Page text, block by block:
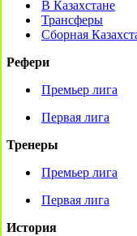
В Казахстане
Трансферы
Сборная
Рефери
Премьер лига
Первая лига
Тренеры
Премьер лига
Первая лига
История